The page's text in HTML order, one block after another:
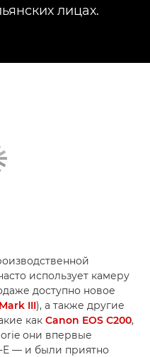
лицах.
использует камеру
доступно новое
III), а также другие
как Canon EOS C200,
они впервые
E — и были приятно